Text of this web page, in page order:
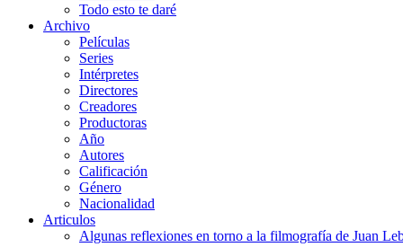
Todo esto te daré
Archivo
Películas
Series
Intérpretes
Directores
Creadores
Productoras
Año
Autores
Calificación
Género
Nacionalidad
Articulos
Algunas reflexiones en torno a la filmografía de Juan